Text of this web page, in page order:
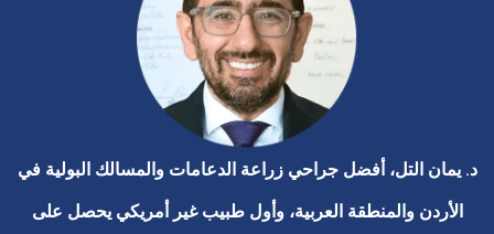
د. يمان التل، أفضل جراحي زراعة الدعامات والمسالك البولية في
الأردن والمنطقة العربية، وأول طبيب غير أمريكي يحصل على